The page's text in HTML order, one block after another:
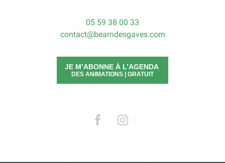
05 59 38 00 33
contact@bearndesgaves.com
JE M’ABONNE À L’AGENDA
DES ANIMATIONS | GRATUIT